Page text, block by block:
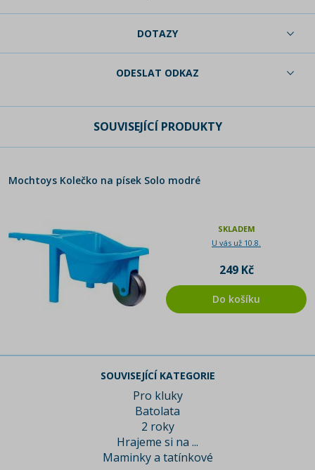
DOTAZY
ODESLAT ODKAZ
SOUVISEJÍCÍ PRODUKTY
Mochtoys Kolečko na písek Solo modré
SKLADEM
U vás už 10.8.
249 Kč
Do košíku
SOUVISEJÍCÍ KATEGORIE
Pro kluky
Batolata
2 roky
Hrajeme si na ...
Maminky a tatínkové